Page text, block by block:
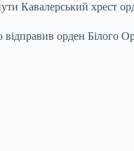
Кавалерський хрест
орден Білого